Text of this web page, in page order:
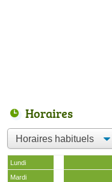
Horaires
Lundi
Mardi